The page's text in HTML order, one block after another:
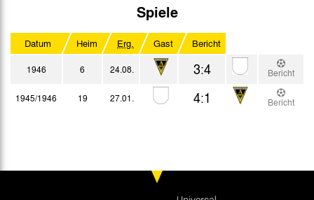
Spiele
Datum Heim Erg. Gast Bericht
1946 6 24.08. 3:4
Bericht
1945/1946
19 27.01. 4:1 Bericht